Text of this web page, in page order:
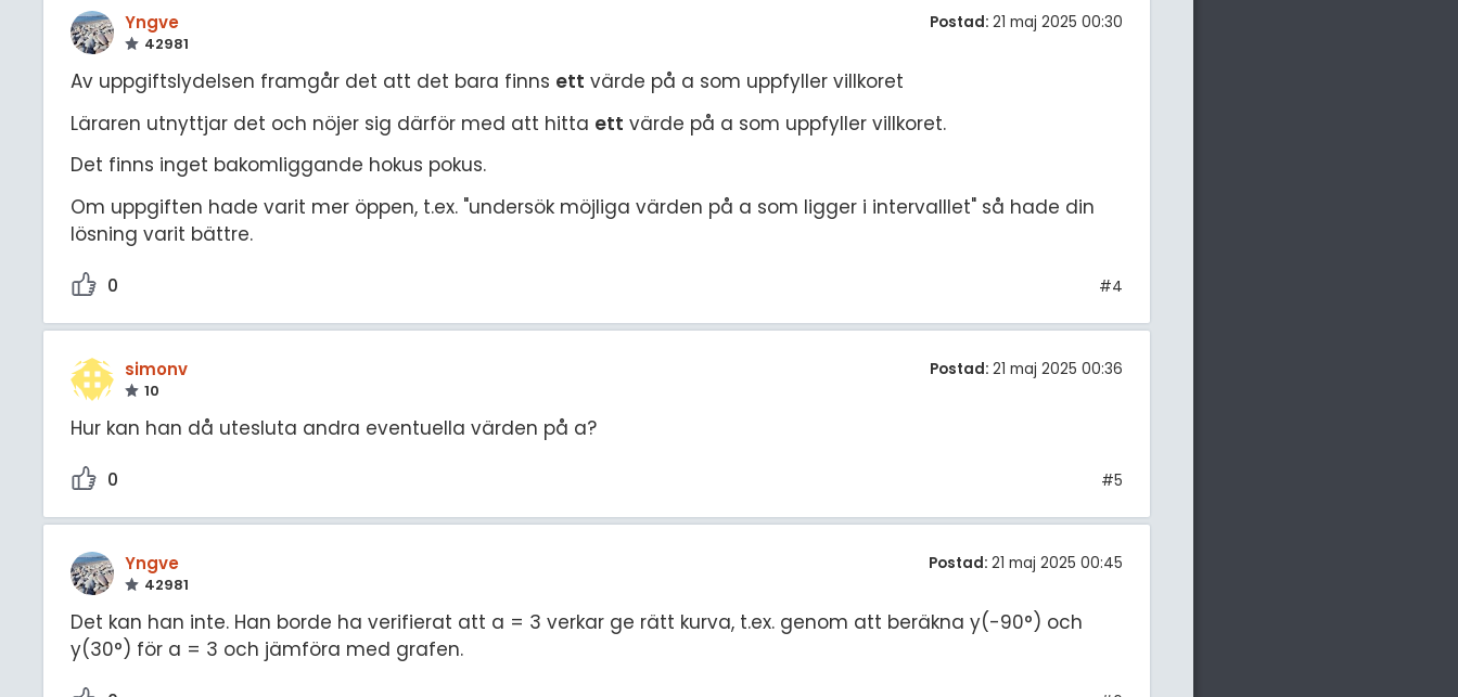
Yngve
42981
Postad: 21 maj 2025 00:30
Av uppgiftslydelsen framgår det att det bara finns ett värde på a som uppfyller villkoret
Läraren utnyttjar det och nöjer sig därför med att hitta ett värde på a som uppfyller villkoret.
Det finns inget bakomliggande hokus pokus.
Om uppgiften hade varit mer öppen, t.ex. "undersök möjliga värden på a som ligger i intervalllet" så hade din
lösning varit bättre.
0 #4
simonv
10
Postad: 21 maj 2025 00:36
Hur kan han då utesluta andra eventuella värden på a?
0 #5
Yngve
42981
Postad: 21 maj 2025 00:45
Det kan han inte. Han borde ha verifierat att a = 3 verkar ge rätt kurva, t.ex. genom att beräkna y(-90°) och
y(30°) för a = 3 och jämföra med grafen.